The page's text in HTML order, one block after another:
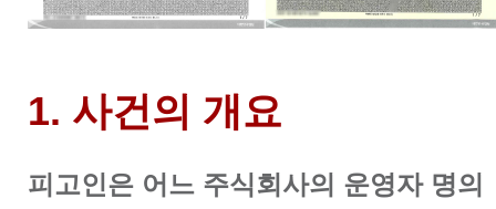
1. 사건의 개요
피고인은 어느 주식회사의 운영자 명의